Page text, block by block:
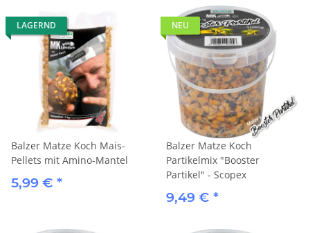
LAGERND
Balzer Matze Koch Mais-
Pellets mit Amino-Mantel
5,99 € *
NEU
Balzer Matze Koch
Partikelmix "Booster
Partikel" - Scopex
9,49 € *